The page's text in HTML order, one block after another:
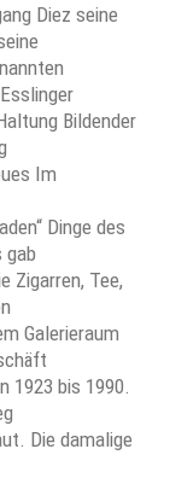
Diez seine
Bildender
Im
Dinge des
gab
Zigarren, Tee,
Galerieraum
1923 bis 1990.
Die damalige